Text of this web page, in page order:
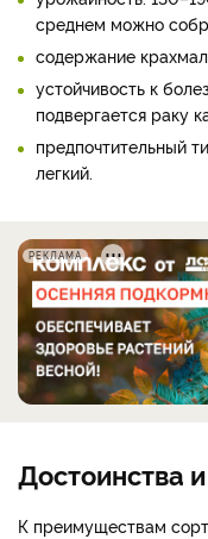
среднем можно
содержание
устойчивость к
подвергается раку
предпочтительный
легкий.
РЕКЛАМА
Достоинства
К преимуществам